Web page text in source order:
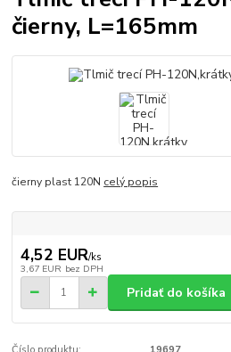
čierny, L=165mm
čierny plast 120N celý popis
4,52 EUR/ks
3,67 EUR bez DPH
Pridať do košíka